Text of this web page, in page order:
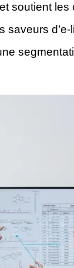
soutient